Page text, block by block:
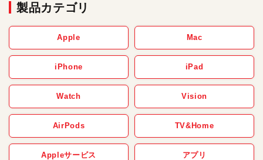
製品カテゴリ
Apple Mac
iPhone iPad
Watch Vision
AirPods TV&Home
Appleサービス アプリ